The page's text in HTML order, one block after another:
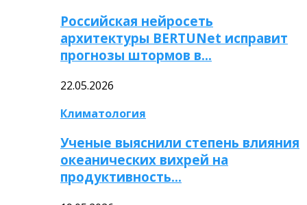
Российская нейросеть
архитектуры BERTUNet исправит
прогнозы штормов в…
22.05.2026
Климатология
Ученые выяснили степень влияния
океанических вихрей на
продуктивность…